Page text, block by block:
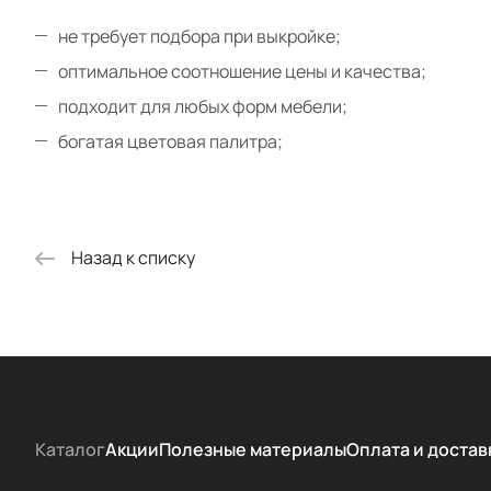
не требует подбора при выкройке;
оптимальное соотношение цены и качества;
подходит для любых форм мебели;
богатая цветовая палитра;
Назад к списку
КаталогАкцииПолезные материалыОплата и